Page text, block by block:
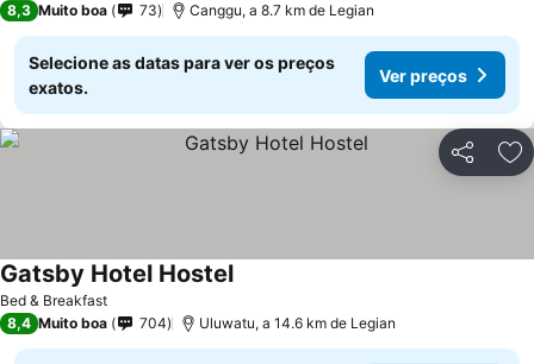
8,3 Muito boa 73 Canggu, a 8.7 km de Legian
Selecione as datas para ver os preços
exatos.
Ver preços
Partilhar
Bed & Breakfast
Gatsby Hotel HostelVer preços
8,4 Muito boa 704 Uluwatu, a 14.6 km de Legian